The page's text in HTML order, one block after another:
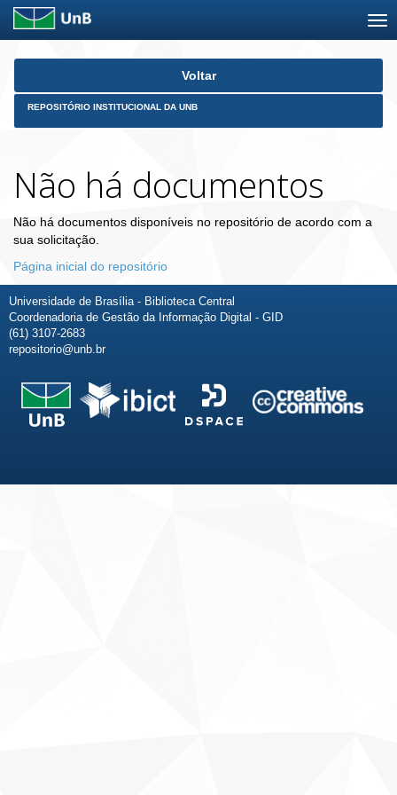
Skip
Voltar
REPOSITÓRIO INSTITUCIONAL DA UNB
Não há documentos
Não há documentos disponíveis no repositório de acordo com a
sua solicitação.
Página inicial do repositório
Universidade de Brasília - Biblioteca Central
Coordenadoria de Gestão da Informação Digital - GID
(61) 3107-2683
repositorio@unb.br